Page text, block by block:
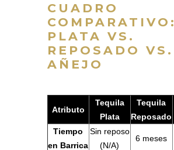
CUADRO
COMPARATIVO:
PLATA VS.
REPOSADO VS.
AÑEJO
Atributo
Tequila
Plata
Tequila
Reposado
Tiempo
en Barrica
Sin reposo
(N/A)
6 meses